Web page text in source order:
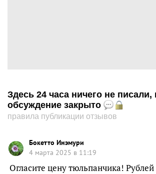
Здесь 24 часа ничего не писали,
обсуждение закрыто
правила публикации отзывов
Бокетто Инэмури
4 марта 2025 в 11:19
Огласите цену тюльпанчика! Рублей